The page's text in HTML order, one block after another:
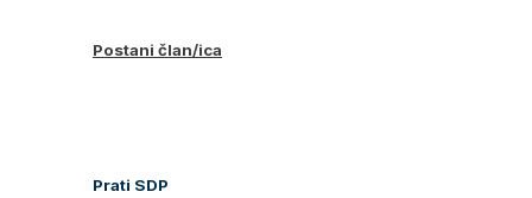
Postani član/ica
Prati SDP